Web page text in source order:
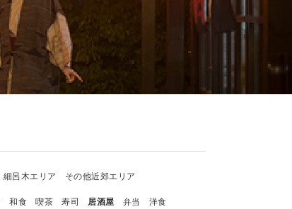
細呂木エリア その他近郊エリア
和食 喫茶 寿司 居酒屋 弁当
洋食